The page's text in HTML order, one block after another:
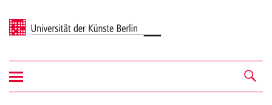
Universität der Künste Berlin
Navigation &
Navigation
ein-/ausblenden